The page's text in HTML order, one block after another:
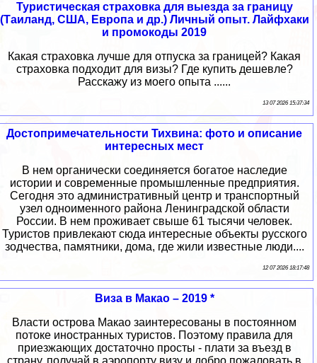
Туристическая страховка для выезда за границу
(Таиланд, США, Европа и др.) Личный опыт. Лайфхаки
и промокоды 2019
Какая страховка лучше для отпуска за границей? Какая
страховка подходит для визы? Где купить дешевле?
Расскажу из моего опыта ......
13 07 2026 15:37:34
Достопримечательности Тихвина: фото и описание
интересных мест
В нем органически соединяется богатое наследие
истории и современные промышленные предприятия.
Сегодня это административный центр и транспортный
узел одноименного района Ленинградской области
России. В нем проживает свыше 61 тысячи человек.
Туристов привлекают сюда интересные объекты русского
зодчества, памятники, дома, где жили известные люди....
12 07 2026 18:17:48
Виза в Макао – 2019 *
Власти острова Макао заинтересованы в постоянном
потоке иностранных туристов. Поэтому правила для
приезжающих достаточно просты - плати за въезд в